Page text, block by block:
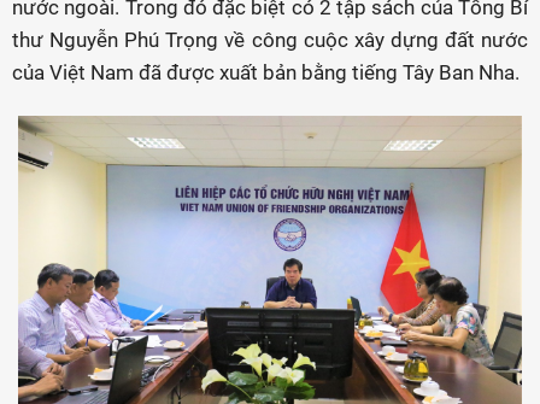
nước ngoài. Trong đó đặc biệt có 2 tập sách của Tổng Bí
thư Nguyễn Phú Trọng về công cuộc xây dựng đất nước
của Việt Nam đã được xuất bản bằng tiếng Tây Ban Nha.